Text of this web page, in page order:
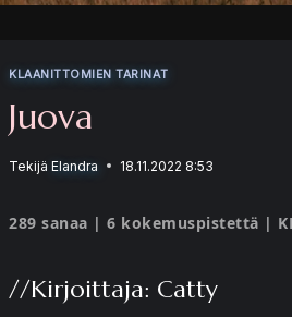
KLAANITTOMIEN TARINAT
Juova
Tekijä Elandra 18.11.2022 8:53
289 sanaa | 6 kokemuspistettä |
//Kirjoittaja: Catty